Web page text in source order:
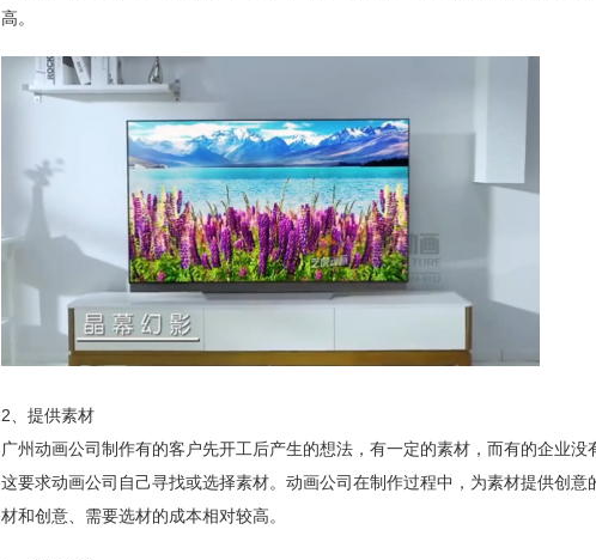
高。
2、提供素材
广州动画公司制作有的客户先开工后产生的想法，有一定的素材，而有的企业没
这要求动画公司自己寻找或选择素材。动画公司在制作过程中，为素材提供创意
材和创意、需要选材的成本相对较高。